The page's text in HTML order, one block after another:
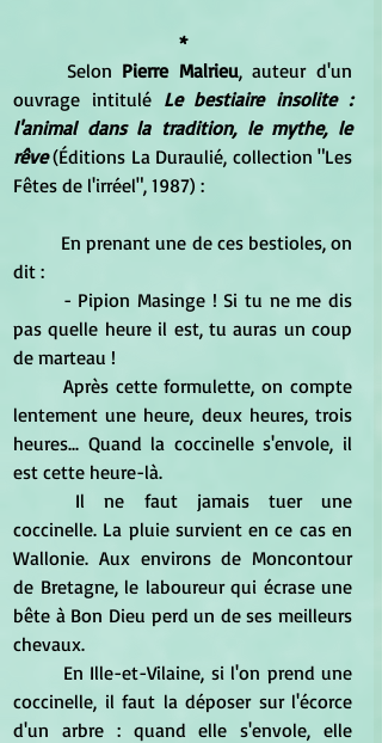
*
	Selon
Pierre Malrieu, auteur d'un
ouvrage intitulé Le bestiaire insolite :
l'animal dans la tradition, le mythe, le
rêve (Éditions La Duraulié, collection "Les
Fêtes de l'irréel", 1987) :
dit :
pas quelle heure il est, tu auras un coup
de marteau !
lentement une heure, deux heures, trois
heures... Quand la coccinelle s'envole, il
est cette heure-là.
coccinelle. La pluie survient en ce cas en
Wallonie. Aux environs de Moncontour
de Bretagne, le laboureur qui écrase une
bête à Bon Dieu perd un de ses meilleurs
chevaux.
coccinelle, il faut la déposer sur l'écorce
d'un arbre : quand elle s'envole, elle